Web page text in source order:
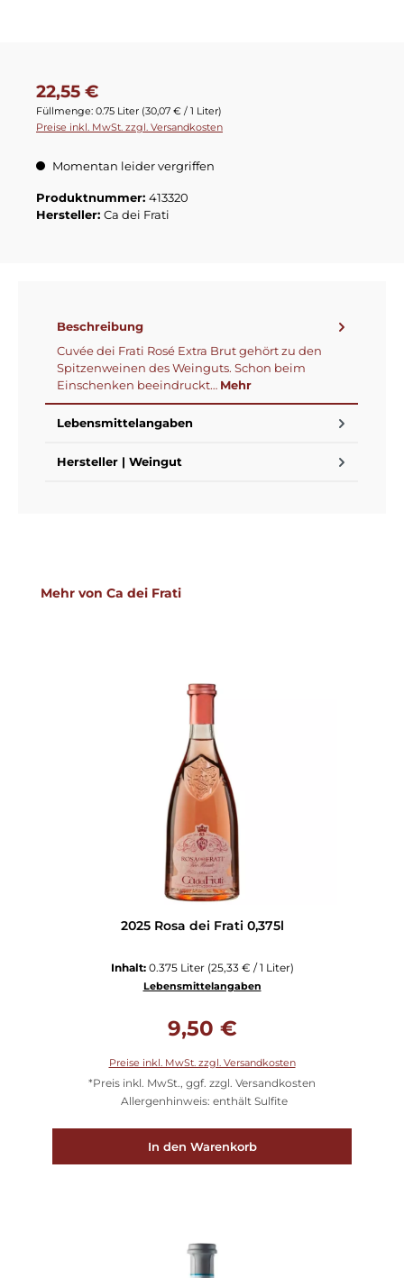
Regulärer Preis:
22,55 €
Füllmenge: 0.75 Liter (30,07 € / 1 Liter)
Preise inkl. MwSt. zzgl. Versandkosten
Momentan leider vergriffen
Produktnummer: 413320
Hersteller: Ca dei Frati
Beschreibung
Cuvée dei Frati Rosé Extra Brut gehört zu den
Spitzenweinen des Weinguts. Schon beim
Einschenken beeindruckt… Mehr
Lebensmittelangaben
Hersteller | Weingut
Produktgalerie überspringen
Mehr von Ca dei Frati
2025 Rosa dei Frati 0,375l
Inhalt: 0.375 Liter (25,33 € / 1 Liter)
Lebensmittelangaben
9,50 €
Preise inkl. MwSt. zzgl. Versandkosten
*Preis inkl. MwSt., ggf. zzgl. Versandkosten
Allergenhinweis: enthält Sulfite
In den Warenkorb